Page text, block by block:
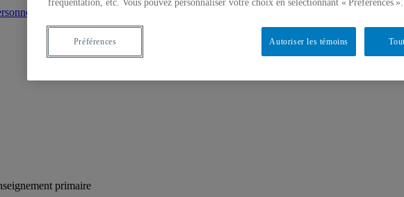
responsable de programme
primaire
fréquentation, etc. Vous pouvez personnaliser votre choix en sélectionnant « Préférences ».
Autoriser les témoins
Préférences